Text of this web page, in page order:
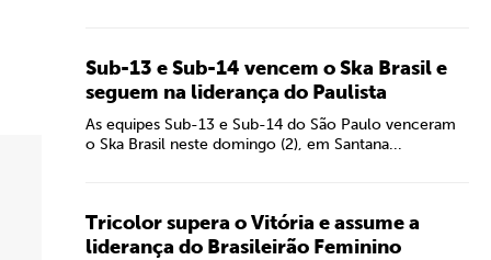
Sub-13 e Sub-14 vencem o Ska Brasil e
seguem na liderança do Paulista
As equipes Sub-13 e Sub-14 do São Paulo venceram
o Ska Brasil neste domingo (2), em Santana...
Tricolor supera o Vitória e assume a
liderança do Brasileirão Feminino